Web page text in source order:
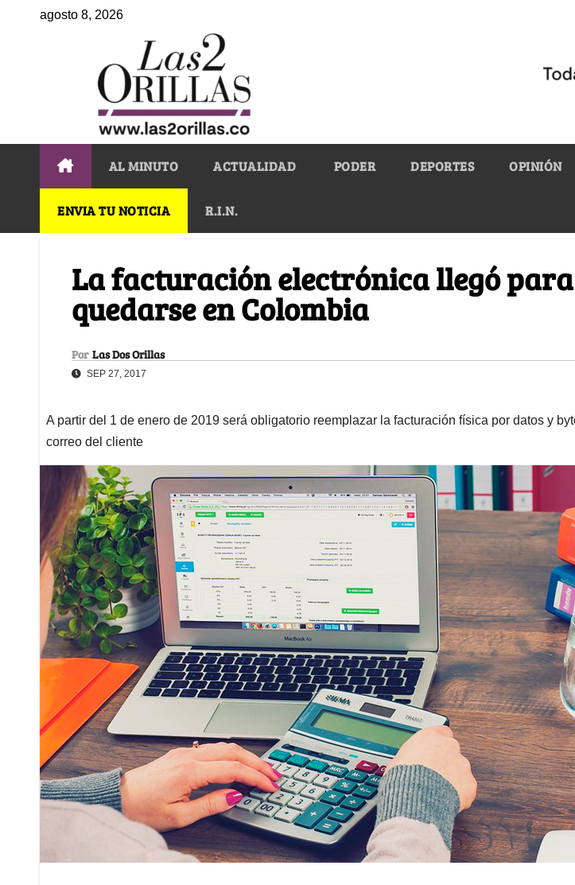
agosto 8, 2026
AL MINUTO ACTUALIDAD PODER DEPORTES OPINIÓN
ENVIA TU NOTICIA R.I.N.
La facturación electrónica llegó para
quedarse en Colombia
Por Las Dos Orillas
SEP 27, 2017
A partir del 1 de enero de 2019 será obligatorio reemplazar la facturación física por datos y
correo del cliente